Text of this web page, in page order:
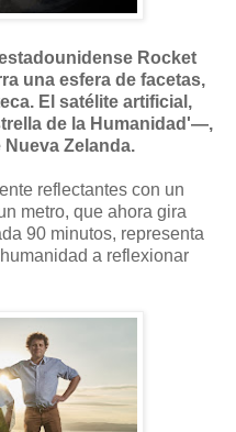
Rocket
una esfera de facetas,
El satélite artificial,
de la Humanidad'—,
Zelanda.
reflectantes con un
metro, que ahora gira
90 minutos, representa
a reflexionar